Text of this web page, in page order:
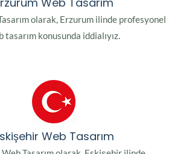
olarak, Erzurum ilinde profesyonel
tasarım konusunda iddialıyız.
Web Tasarım